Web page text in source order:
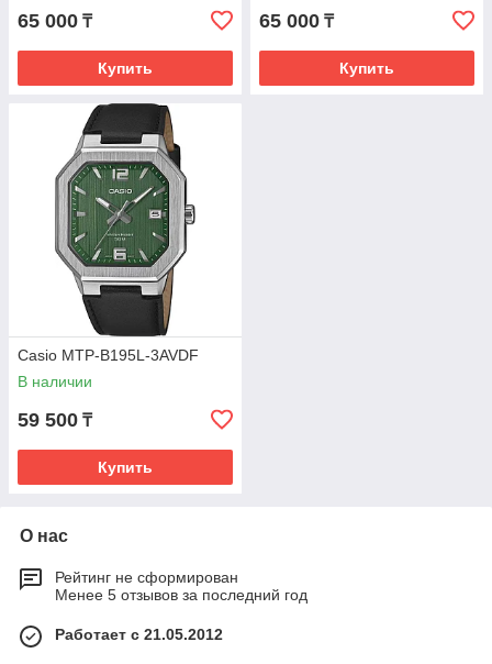
65 000 ₸
Купить
65 000 ₸
Купить
Casio MTP-B195L-3AVDF
В наличии
59 500 ₸
Купить
О нас
Рейтинг не сформирован
Менее 5 отзывов за последний год
Работает с 21.05.2012